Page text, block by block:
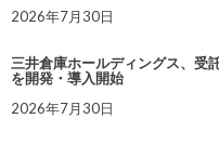
2026年7月30日
三井倉庫ホールディングス、受
を開発・導入開始
2026年7月30日